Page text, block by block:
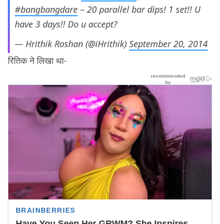
#bangbangdare – 20 parallel bar dips! 1 set!! U
have 3 days!! Do u accept?
— Hrithik Roshan (@iHrithik) September 20, 2014
रितिक ने लिखा था-